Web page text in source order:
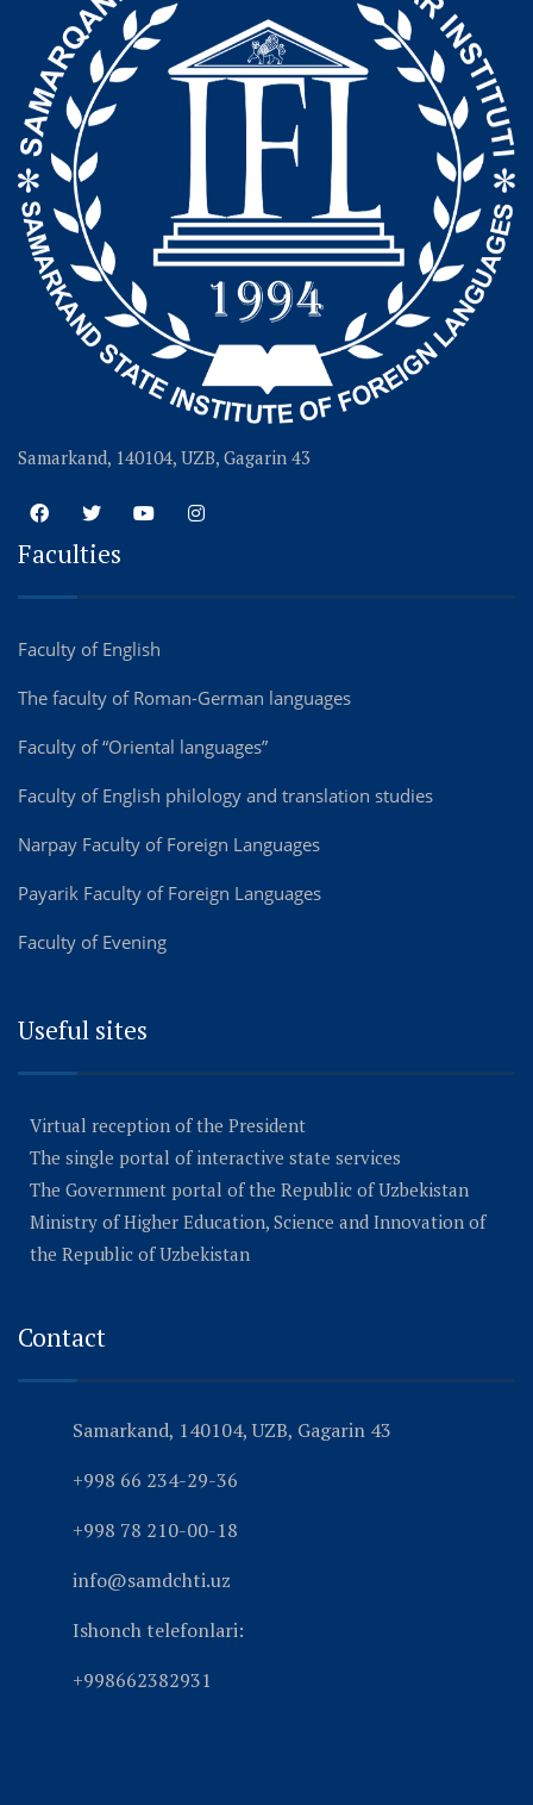
Samarkand, 140104, UZB, Gagarin 43
Faculties
Faculty of English
The faculty of Roman-German languages
Faculty of “Oriental languages”
Faculty of English philology and translation studies
Narpay Faculty of Foreign Languages
Payarik Faculty of Foreign Languages
Faculty of Evening
Useful sites
Virtual reception of the President
The single portal of interactive state services
The Government portal of the Republic of Uzbekistan
Ministry of Higher Education, Science and Innovation of
the Republic of Uzbekistan
Contact
Samarkand, 140104, UZB, Gagarin 43
+998 66 234-29-36
+998 78 210-00-18
info@samdchti.uz
Ishonch telefonlari:
+998662382931